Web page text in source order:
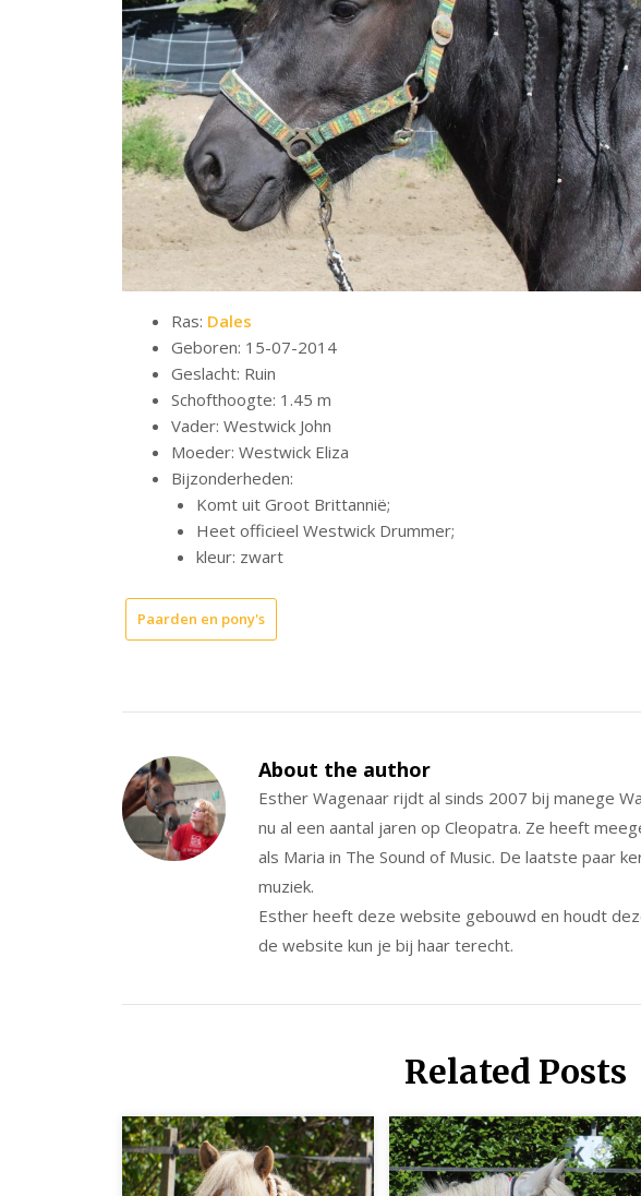
Ras: Dales
Geboren: 15-07-2014
Geslacht: Ruin
Schofthoogte: 1.45 m
Vader: Westwick John
Moeder: Westwick Eliza
Bijzonderheden:
Komt uit Groot Brittannië;
Heet officieel Westwick Drummer;
kleur: zwart
Paarden en pony's
About the author
Esther Wagenaar rijdt al sinds 2007 bij manege
nu al een aantal jaren op Cleopatra. Ze heeft
als Maria in The Sound of Music. De laatste paar
muziek.
Esther heeft deze website gebouwd en houdt
de website kun je bij haar terecht.
Related Posts